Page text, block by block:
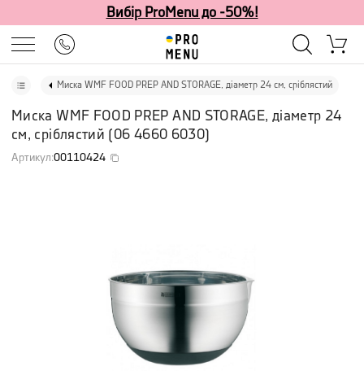
Вибір ProMenu до -50%!
Миска WMF FOOD PREP AND STORAGE, діаметр 24 см, сріблястий
Миска WMF FOOD PREP AND STORAGE, діаметр 24
см, сріблястий (06 4660 6030)
Артикул:00110424